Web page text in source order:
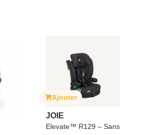
Ajouter
JOIE
Elevate™ R129 – Sans